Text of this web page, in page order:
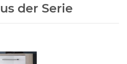
der Serie